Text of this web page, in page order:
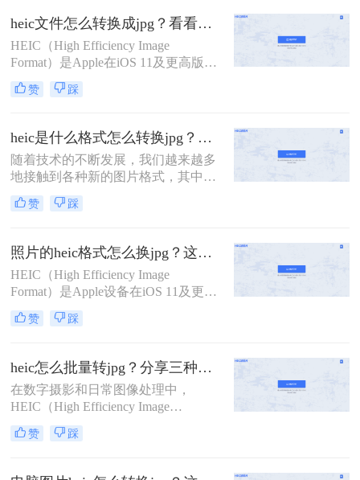
物。它作为苹果公司在iOS 11及后续
版本中引入的默认图像格式，旨在通
过更高效的压缩算法来节省存储空
间，同时保持图像的高品质。
heic文件怎么转换成jpg？看看这4个常用转换方法！
HEIC（High Efficiency Image
Format）是Apple在iOS 11及更高版本
中引入的一种新型图像格式，旨在通
过HEVC（High Efficiency Video
压缩。然而，由于HEIC格式的兼容性
相对较差，许多非Apple设备可能无
法直接打开或编辑这种格式的图片。
因此，将HEIC文件转换成JPG格式成
为了一个常见的需求。那么HEIC文件
怎么转换成JPG呢？本文将介绍四种
赞 踩
heic是什么格式怎么转换jpg？来看看这几种方法吧！
随着技术的不断发展，我们越来越多
地接触到各种新的图片格式，其中
HEIC格式就是近年来逐渐流行起来的
一种。然而，由于这种格式的特殊
接支持。那么heic是什么格式怎么转
换jpg呢？本文将介绍四种将HEIC文
件转换为JPG格式的方法，帮助您轻
松实现这一目标。
赞 踩
照片的heic格式怎么换jpg？这二种方法轻松转换！
HEIC（High Efficiency Image
Format）是Apple设备在iOS 11及更高
版本中引入的一种新型图像格式，旨
在通过HEVC（High Efficiency Video
压缩。然而，由于HEIC格式的兼容性
在非Apple设备上较差，许多用户需
要将HEIC格式的照片转换为JPG格
式。那么照片的heic格式怎么换jpg
呢？本文将介绍两种将HEIC格式照片
转换为JPG格式的方法。
赞 踩
heic怎么批量转jpg？分享三种常用的转换方法！
在数字摄影和日常图像处理中，
HEIC（High Efficiency Image
Format）作为一种高效的图像格式，
因其出色的压缩率和图像质量而备受
用。然而，这种格式在非苹果设备或
赞 踩